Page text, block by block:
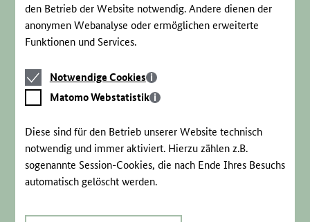
den Betrieb der Website notwendig. Andere dienen der
anonymen Webanalyse oder ermöglichen erweiterte
Funktionen und Services.
Notwendige
Cookies
Notwendige Cookies
Matomo
Webstatistik
Matomo Webstatistik
Diese sind für den Betrieb unserer Website technisch
notwendig und immer aktiviert. Hierzu zählen z.B.
sogenannte Session-Cookies, die nach Ende Ihres Besuchs
automatisch gelöscht werden.